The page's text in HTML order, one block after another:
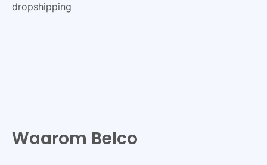
dropshipping
Waarom Belco